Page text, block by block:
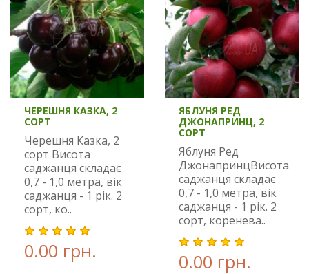
ЧЕРЕШНЯ КАЗКА, 2
СОРТ
Черешня Казка, 2
сорт Висота
саджанця складає
0,7 - 1,0 метра, вік
саджанця - 1 рік. 2
сорт, ко..
0.00 грн.
ЯБЛУНЯ РЕД
ДЖОНАПРИНЦ, 2
СОРТ
Яблуня Ред
ДжонапринцВисота
саджанця складає
0,7 - 1,0 метра, вік
саджанця - 1 рік. 2
сорт, коренева..
0.00 грн.